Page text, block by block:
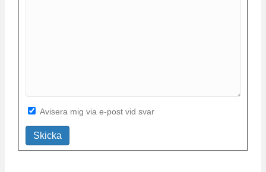
Avisera mig via e-post vid svar
Skicka